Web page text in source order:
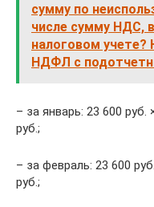
сумму по
числе сумму НДС,
налоговом
НДФЛ с
– за январь: 23 600 руб.
руб.;
– за февраль: 23 600
руб.;